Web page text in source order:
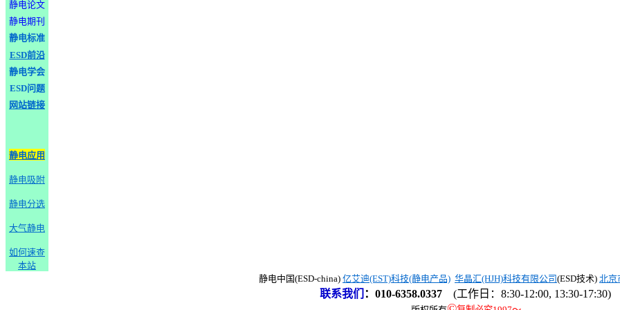
静电论文
静电期刊
静电标准
ESD前沿
静电学会
ESD问题
网站链接
静电应用
静电吸附
静电分选
大气静电
如何速查
本站
静电中国(ESD-china) 亿艾迪(EST)科技(静电产品) 华晶汇(HJH)科技有限公司(ESD技术) 北京
联系我们 ： 010-6358.0337 (工作日：8:30-12:00, 13:30-17:30)